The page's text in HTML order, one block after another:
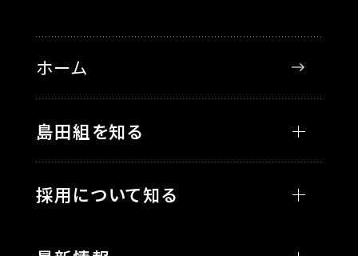
ホーム
島田組を知る
採用について知る